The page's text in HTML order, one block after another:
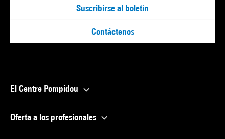
Suscribirse al boletín
Contáctenos
El Centre Pompidou
Oferta a los profesionales